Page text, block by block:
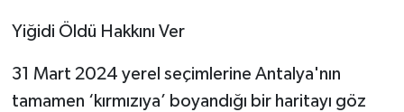
Yiğidi Öldü Hakkını Ver
31 Mart 2024 yerel seçimlerine Antalya'nın
tamamen ‘kırmızıya’ boyandığı bir haritayı göz